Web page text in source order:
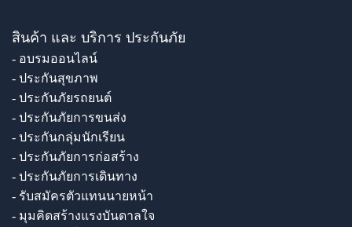
สินค้า และ บริการ ประกันภัย
- อบรมออนไลน์
- ประกันสุขภาพ
- ประกันภัยรถยนต์
- ประกันภัยการขนส่ง
- ประกันกลุ่มนักเรียน
- ประกันภัยการก่อสร้าง
- ประกันภัยการเดินทาง
- รับสมัครตัวแทนนายหน้า
- มุมคิดสร้างแรงบันดาลใจ